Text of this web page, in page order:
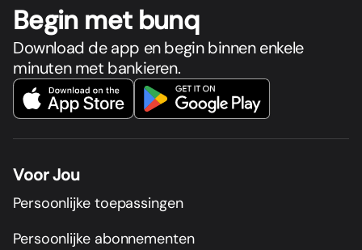
Begin met bunq
Download de app en begin binnen enkele
minuten met bankieren.
Voor Jou
Persoonlijke toepassingen
Persoonlijke abonnementen